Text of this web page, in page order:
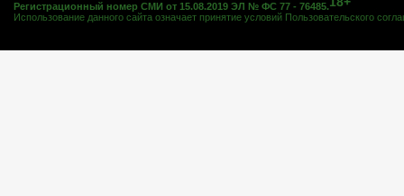
Регистрационный номер СМИ от 15.08.2019 ЭЛ № ФС 77 - 76485.
Использование данного сайта означает принятие условий Пользовательского